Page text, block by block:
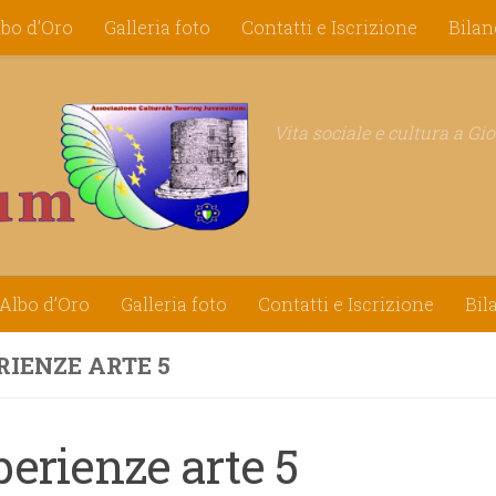
d’Oro Galleria foto Contatti e Iscrizione
Vita sociale e cultura a
Albo d’Oro Galleria foto Contatti e Iscrizione
ARTE 5
arte 5